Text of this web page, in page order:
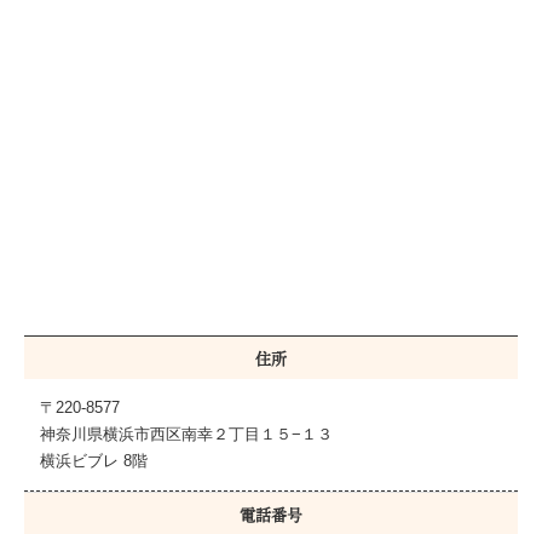
住所
〒220-8577
神奈川県横浜市西区南幸２丁目１５−１３
横浜ビブレ 8階
電話番号